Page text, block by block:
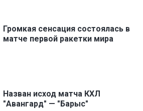
Громкая сенсация состоялась в
матче первой ракетки мира
Назван исход матча КХЛ
"Авангард" — "Барыс"